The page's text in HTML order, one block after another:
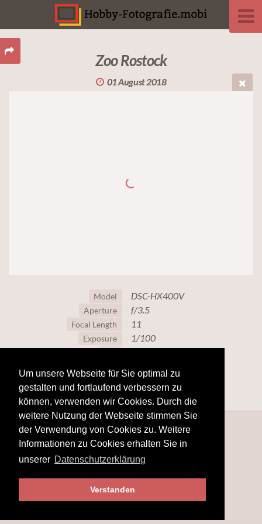
Um unsere Webseite für Sie optimal zu
gestalten und fortlaufend verbessern zu
können, verwenden wir Cookies. Durch die
weitere Nutzung der Webseite stimmen Sie
der Verwendung von Cookies zu. Weitere
Informationen zu Cookies erhalten Sie in
unserer Datenschutzerklärung
Verstanden
Zoo Rostock
01 August 2018
Model DSC-HX400V
Aperture f/3.5
Focal Length 11
Exposure 1/100
80
© 2025www.hobby-fotografie.mobi